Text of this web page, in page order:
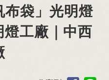
袋」光明燈
工廠｜中西